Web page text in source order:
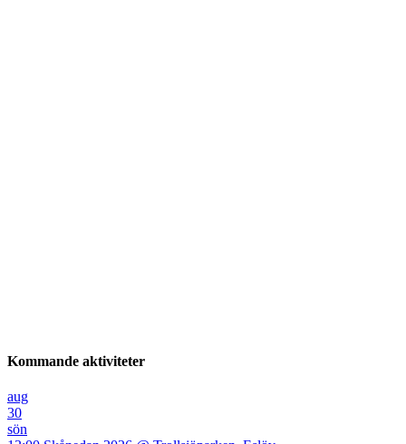
Kommande aktiviteter
aug
30
sön